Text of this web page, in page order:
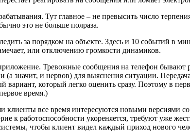
Тут главное – не превысить число
это не больше полраза.
за порядком на объекте. Здесь и 10 событий в
или отключению громкости динамиков.
Тревожные сообщения на телефон бывают
(а значит, и нервов) для выяснения ситуации.
который легко оценить сразу. Поэтому в
время.)
все время интересуются новыми версиями
к работоспособности укореняется, требуют уже
чтобы клиент видел каждый приход нового